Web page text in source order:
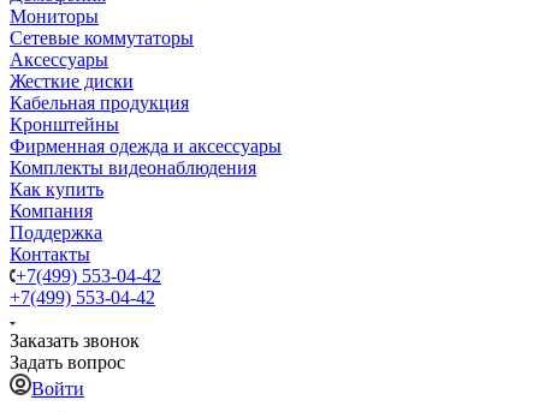
Мониторы
Сетевые коммутаторы
Аксессуары
Жесткие диски
Кабельная продукция
Кронштейны
Фирменная одежда и аксессуары
Комплекты видеонаблюдения
Как купить
Компания
Поддержка
Контакты
+7(499) 553-04-42
+7(499) 553-04-42
Заказать звонок
Задать вопрос
Войти